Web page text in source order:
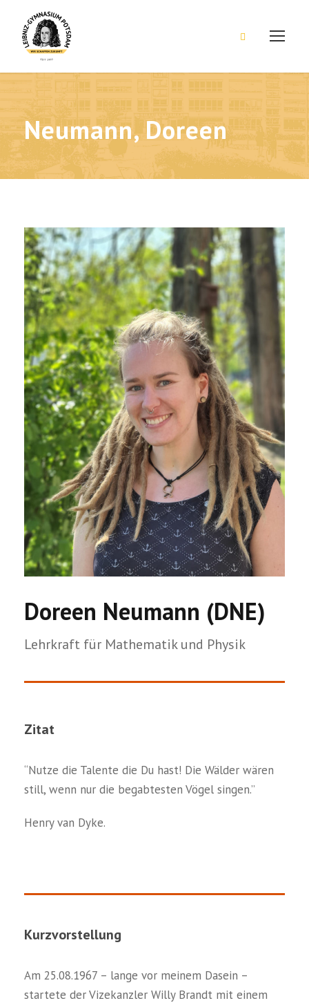
Neumann, Doreen
Doreen Neumann (DNE)
Lehrkraft für Mathematik und Physik
Zitat
“Nutze die Talente die Du hast! Die Wälder wären
still, wenn nur die begabtesten Vögel singen.”
Henry van Dyke.
Kurzvorstellung
Am 25.08.1967 – lange vor meinem Dasein –
startete der Vizekanzler Willy Brandt mit einem